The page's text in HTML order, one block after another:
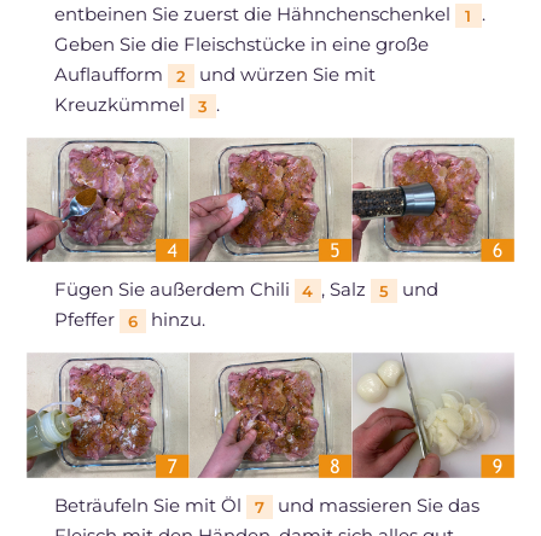
entbeinen Sie zuerst die Hähnchenschenkel
1
.
Geben Sie die Fleischstücke in eine große
Auflaufform
2
und würzen Sie mit
Kreuzkümmel
3 .
Fügen Sie außerdem Chili 4 , Salz 5
und
Pfeffer
6 hinzu.
Beträufeln Sie mit Öl 7
und massieren Sie das